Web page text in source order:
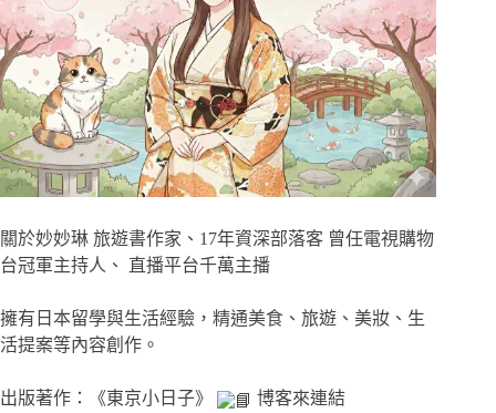
關於妙妙琳 旅遊書作家、17年資深部落客 曾任電視購物
台冠軍主持人、 直播平台千萬主播
擁有日本留學與生活經驗，精通美食、旅遊、美妝、生
活提案等內容創作。
出版著作：《東京小日子》 博客來連結